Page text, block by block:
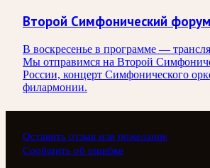
Второй Симфонический
В воскресенье в программе —
Мы отправимся на Второй
России, концерт Симфонического
филармонии.
Оставить отзыв или пожелание
Сообщить об ошибке